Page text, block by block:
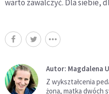
warto zawalczyć. Dla siebie,
Autor: Magdalena
Z wykształcenia
żona, matka dwóch